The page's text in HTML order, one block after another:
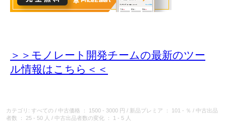
＞＞モノレート開発チームの最新のツー
ル情報はこちら＜＜
カテゴリ: すべての / 中古価格 ： 1500 - 3000 円 / 新品プレミア ： 101 - ％ / 中古出品
者数
： 25 - 50 人 / 中古出品者数の変化 ： 1 - 5 人